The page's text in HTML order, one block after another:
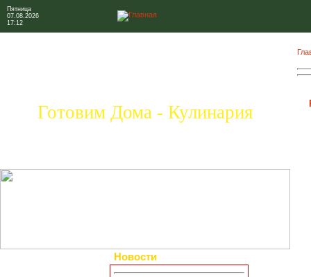
Пятница
07.08.2026
17:12
Готовим Дома - Кулинария
Новости